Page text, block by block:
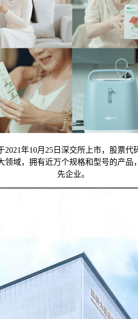
年10月25日深交所上市，股票
域，拥有近万个规格和型号的产
先企业。